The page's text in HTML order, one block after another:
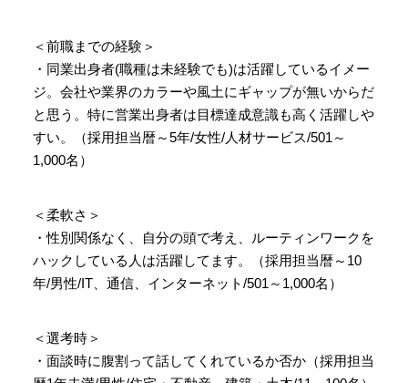
＜前職までの経験＞
・同業出身者(職種は未経験でも)は活躍しているイメー
ジ。会社や業界のカラーや風土にギャップが無いからだ
と思う。特に営業出身者は目標達成意識も高く活躍しや
すい。（採用担当暦～5年/女性/人材サービス/501～
1,000名）
＜柔軟さ＞
・性別関係なく、自分の頭で考え、ルーティンワークを
ハックしている人は活躍してます。（採用担当暦～10
年/男性/IT、通信、インターネット/501～1,000名）
＜選考時＞
・面談時に腹割って話してくれているか否か（採用担当